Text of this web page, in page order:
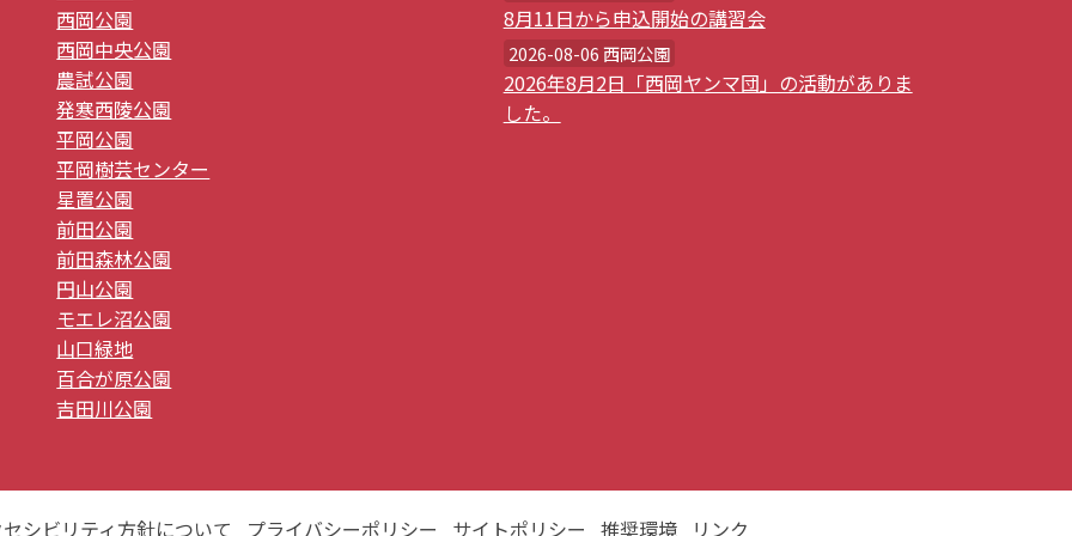
西岡公園
西岡中央公園
農試公園
発寒西陵公園
平岡公園
平岡樹芸センター
星置公園
前田公園
前田森林公園
円山公園
モエレ沼公園
山口緑地
百合が原公園
吉田川公園
8月11日から申込開始の講習会
2026-08-06 西岡公園
2026年8月2日「西岡ヤンマ団」の活動がありま
した。
シビリティ方針について プライバシーポリシー サイトポリシー 推奨環境 リンク